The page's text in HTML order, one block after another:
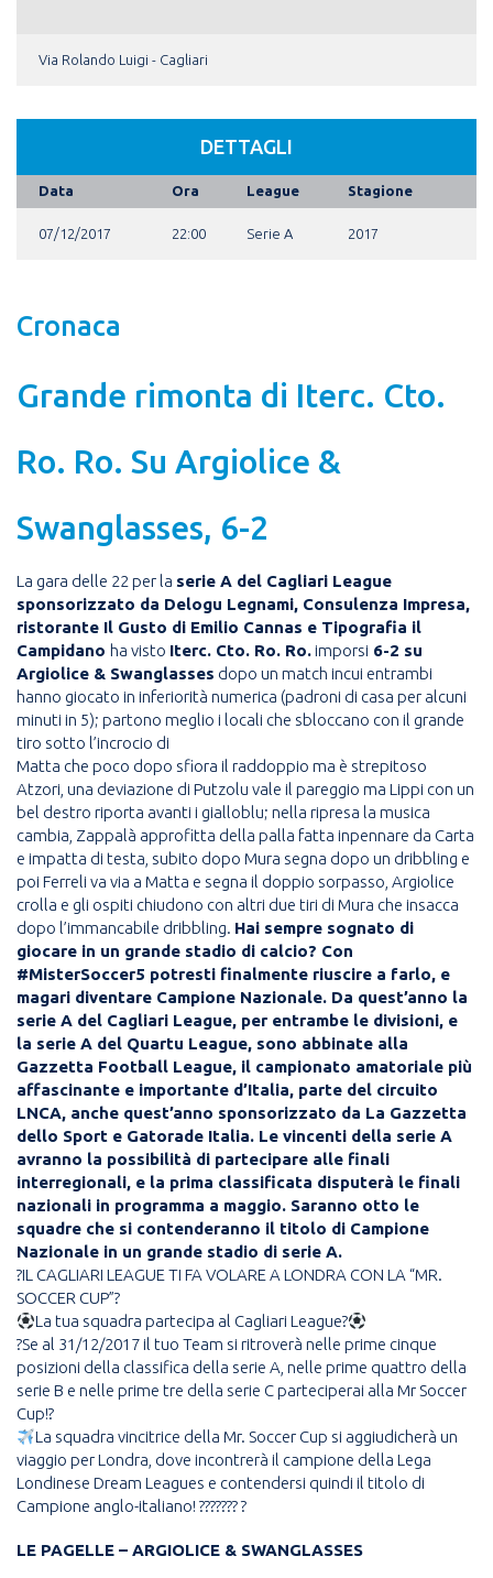
Via Rolando Luigi - Cagliari
DETTAGLI
Data Ora League Stagione
07/12/2017 22:00 Serie A 2017
Cronaca
Grande rimonta di Iterc. Cto.
Ro. Ro. Su Argiolice &
Swanglasses, 6-2
La gara delle 22 per la serie A del Cagliari League
sponsorizzato da Delogu Legnami, Consulenza Impresa,
ristorante Il Gusto di Emilio Cannas e Tipografia il
Campidano ha visto Iterc. Cto. Ro. Ro.imporsi 6-2 su
Argiolice & Swanglasses dopo un match incui entrambi
hanno giocato in inferiorità numerica (padroni di casa per alcuni
minuti in 5); partono meglio i locali che sbloccano con il grande
tiro sotto l’incrocio di
Matta che poco dopo sfiora il raddoppio ma è strepitoso
Atzori, una deviazione di Putzolu vale il pareggio ma Lippi con un
bel destro riporta avanti i gialloblu; nella ripresa la musica
cambia, Zappalà approfitta della palla fatta inpennare da Carta
e impatta di testa, subito dopo Mura segna dopo un dribbling e
poi Ferreli va via a Matta e segna il doppio sorpasso, Argiolice
crolla e gli ospiti chiudono con altri due tiri di Mura che insacca
dopo l’immancabile dribbling. Hai sempre sognato di
giocare in un grande stadio di calcio? Con
#MisterSoccer5 potresti finalmente riuscire a farlo, e
magari diventare Campione Nazionale. Da quest’anno la
serie A del Cagliari League, per entrambe le divisioni, e
la serie A del Quartu League, sono abbinate alla
Gazzetta Football League, il campionato amatoriale più
affascinante e importante d’Italia, parte del circuito
LNCA, anche quest’anno sponsorizzato da La Gazzetta
dello Sport e Gatorade Italia. Le vincenti della serie A
avranno la possibilità di partecipare alle finali
interregionali, e la prima classificata disputerà le finali
nazionali in programma a maggio. Saranno otto le
squadre che si contenderanno il titolo di Campione
Nazionale in un grande stadio di serie A.
?IL CAGLIARI LEAGUE TI FA VOLARE A LONDRA CON LA “MR.
SOCCER CUP”?
La tua squadra partecipa al Cagliari League?
?Se al 31/12/2017 il tuo Team si ritroverà nelle prime cinque
posizioni della classifica della serie A, nelle prime quattro della
serie B e nelle prime tre della serie C parteciperai alla Mr Soccer
Cup!?
La squadra vincitrice della Mr. Soccer Cup si aggiudicherà un
viaggio per Londra, dove incontrerà il campione della Lega
Londinese Dream Leagues e contendersi quindi il titolo di
Campione anglo-italiano! ??????? ?
LE PAGELLE – ARGIOLICE & SWANGLASSES